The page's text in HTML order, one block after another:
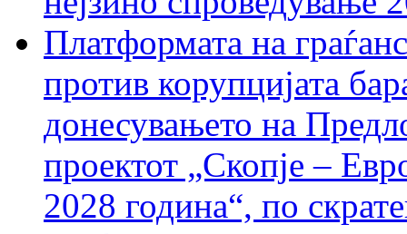
Платформата на
против корупцијата
донесувањето на
проектот „Скопје –
2028 година“, по